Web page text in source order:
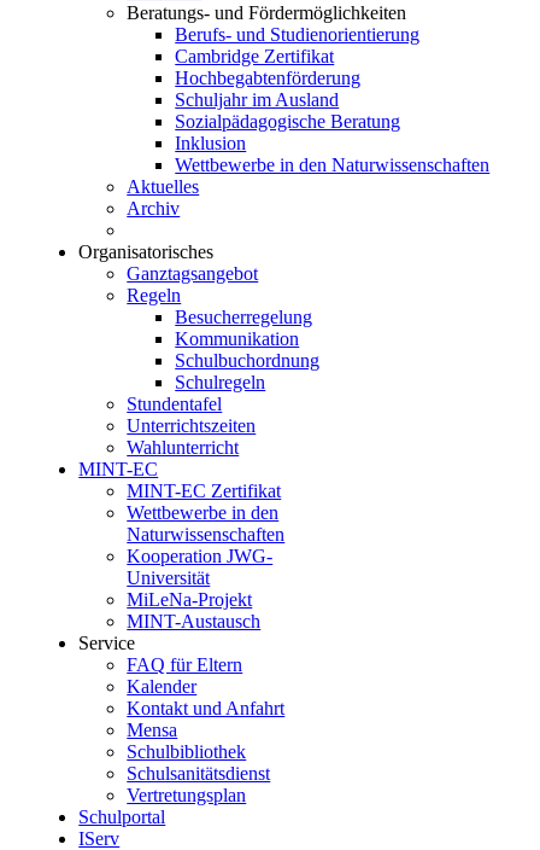
Beratungs- und Fördermöglichkeiten
Berufs- und Studienorientierung
Cambridge Zertifikat
Hochbegabtenförderung
Schuljahr im Ausland
Sozialpädagogische Beratung
Inklusion
Wettbewerbe in den Naturwissenschaften
Aktuelles
Archiv
Organisatorisches
Ganztagsangebot
Regeln
Besucherregelung
Kommunikation
Schulbuchordnung
Schulregeln
Stundentafel
Unterrichtszeiten
Wahlunterricht
MINT-EC
MINT-EC Zertifikat
Wettbewerbe in den
Naturwissenschaften
Kooperation JWG-
Universität
MiLeNa-Projekt
MINT-Austausch
Service
FAQ für Eltern
Kalender
Kontakt und Anfahrt
Mensa
Schulbibliothek
Schulsanitätsdienst
Vertretungsplan
Schulportal
IServ